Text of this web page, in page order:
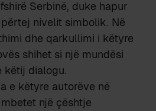
Serbinë, duke hapur
nivelit simbolik. Në
dhe qarkullimi i këtyre
shihet si një mundësi
këtij dialogu.
e këtyre autorëve në
një çështje